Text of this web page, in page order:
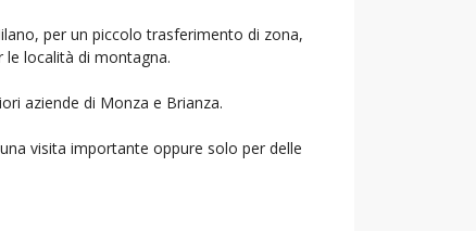
per un piccolo trasferimento di zona,
località di montagna.
aziende di Monza e Brianza.
visita importante oppure solo per delle